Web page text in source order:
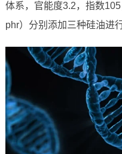
体系，官能度3.2，指数
phr）分别添加三种硅油进